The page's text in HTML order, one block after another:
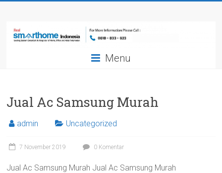
Smarthome
Indonesia
&
Integrator
of
Office
Hotel
Menu
Jual Ac Samsung Murah
admin Uncategorized
7 November 2019 0 Komentar
Jual Ac Samsung Murah Jual Ac Samsung Murah